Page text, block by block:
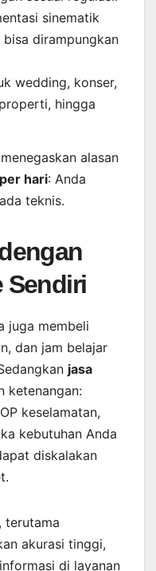
sinematik
dirampungkan
wedding, konser,
hingga
alasan
hari: Anda
teknis.
Sendiri
juga membeli
dan jam belajar
jasa
ketenangan:
keselamatan,
kebutuhan Anda
diskalakan
terutama
akurasi tinggi,
di layanan